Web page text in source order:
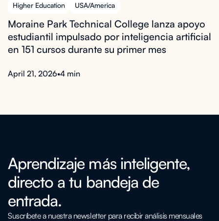
Higher Education USA/America
Moraine Park Technical College lanza apoyo
estudiantil impulsado por inteligencia artificial
en 151 cursos durante su primer mes
April 21, 2026•4 min
Aprendizaje más inteligente,
directo a tu bandeja de
entrada.
Suscríbete a nuestra newsletter para recibir análisis mensuales